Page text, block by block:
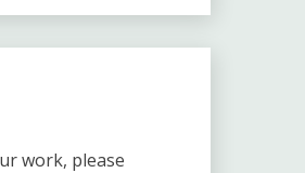
work, please